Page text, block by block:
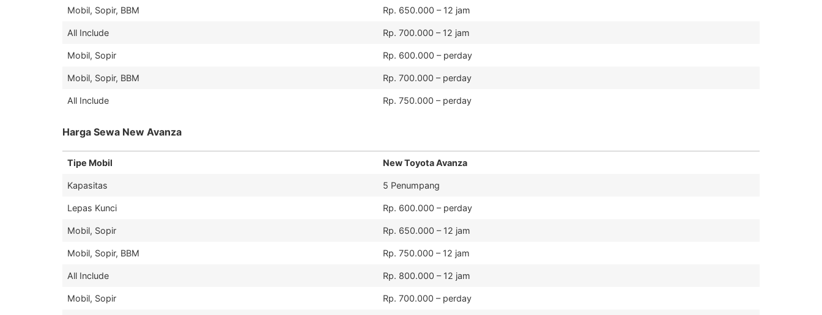
Mobil, Sopir, BBM Rp. 650.000 – 12 jam
All Include Rp. 700.000 – 12 jam
Mobil, Sopir Rp. 600.000 – perday
Mobil, Sopir, BBM Rp. 700.000 – perday
All Include Rp. 750.000 – perday
Harga Sewa New Avanza
Tipe Mobil New Toyota Avanza
Kapasitas 5 Penumpang
Lepas Kunci Rp. 600.000 – perday
Mobil, Sopir Rp. 650.000 – 12 jam
Mobil, Sopir, BBM Rp. 750.000 – 12 jam
All Include Rp. 800.000 – 12 jam
Mobil, Sopir Rp. 700.000 – perday